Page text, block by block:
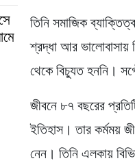
তিনি সমাজিক
শ্রদ্ধা আর ভালোবাসায়
থেকে বিচ্যুত হননি।
জীবনে ৮৭ বছরের
ইতিহাস। তার কর্মময়
নেন। তিনি এলকায়